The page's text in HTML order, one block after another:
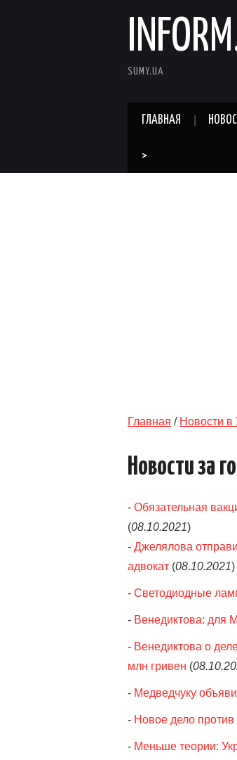
SUMY.UA
ГЛАВНАЯ
>
Главная / Новости в
Новости за
- Обязательная
(08.10.2021)
- Джелялова
адвокат (08.10.2021)
- Светодиодные
- Венедиктова: для
- Венедиктова о
млн гривен (
- Медведчуку
- Новое дело
- Меньше теории: